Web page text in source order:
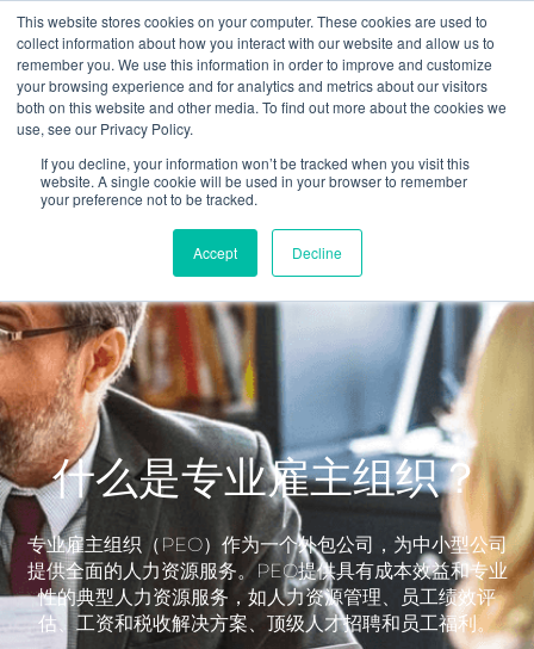
This website stores cookies on your computer. These cookies are used to
collect information about how you interact with our website and allow us to
remember you. We use this information in order to improve and customize
your browsing experience and for analytics and metrics about our visitors
both on this website and other media. To find out more about the cookies we
use, see our Privacy Policy.
If you decline, your information won’t be tracked when you visit this
website. A single cookie will be used in your browser to remember
your preference not to be tracked.
Accept Decline
什么是专业雇主组织？
专业雇主组织（PEO）作为一个外包公司，为中小型公司
提供全面的人力资源服务。PEO提供具有成本效益和专业
性的典型人力资源服务，如人力资源管理、员工绩效评
估、工资和税收解决方案、顶级人才招聘和员工福利。